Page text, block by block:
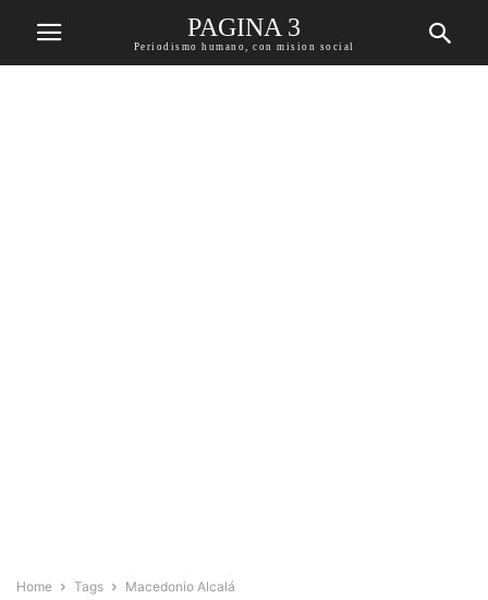
PAGINA 3
Periodismo humano, con mision social
Home Tags Macedonio Alcalá